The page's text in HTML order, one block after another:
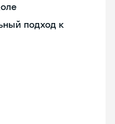
подход к